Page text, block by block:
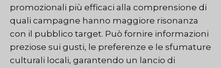
promozionali più efficaci alla comprensione di
quali campagne hanno maggiore risonanza
con il pubblico target. Può fornire informazioni
preziose sui gusti, le preferenze e le sfumature
culturali locali, garantendo un lancio di